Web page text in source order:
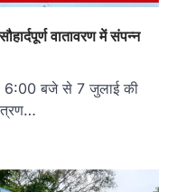
वातावरण में संपन्न
बजे से 7 जुलाई की